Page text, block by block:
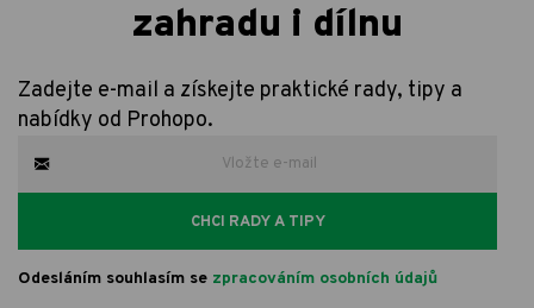
zahradu i dílnu
Zadejte e-mail a získejte praktické rady, tipy a
nabídky od Prohopo.
CHCI RADY A TIPY
Odesláním souhlasím se zpracováním osobních údajů